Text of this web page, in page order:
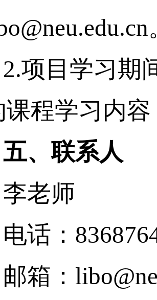
2.项目学习期
课程学习内
五、联系人
李老师
电话：
邮箱：